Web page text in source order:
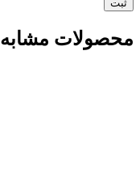
محصولات مشابه